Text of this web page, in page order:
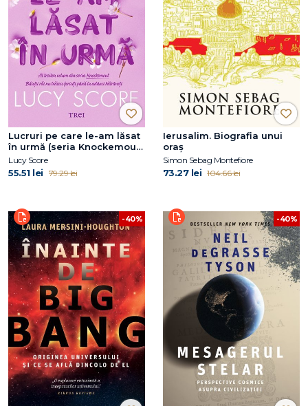
Lucruri pe care le-am lăsat
în urmă (seria Knockemout,
vol. 3)
Lucy Score
55.51 lei 79.29 lei
Ierusalim. Biografia unui
oraș
Simon Sebag Montefiore
73.27 lei 104.66 lei
-40% -40%